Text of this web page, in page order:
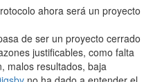
ahora será un proyecto
de ser un proyecto cerrado
justificables, como falta
malos resultados, baja